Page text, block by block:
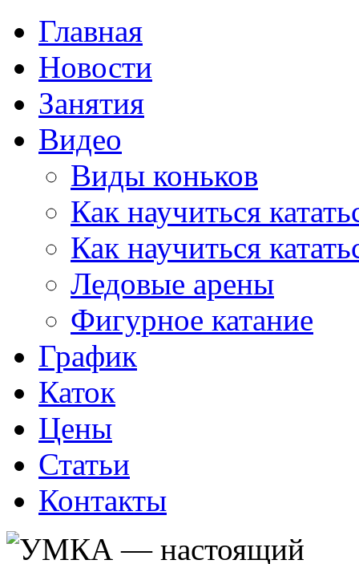
Главная
Новости
Занятия
Видео
Виды коньков
Как научиться
Как научиться
Ледовые арены
Фигурное катание
График
Каток
Цены
Статьи
Контакты